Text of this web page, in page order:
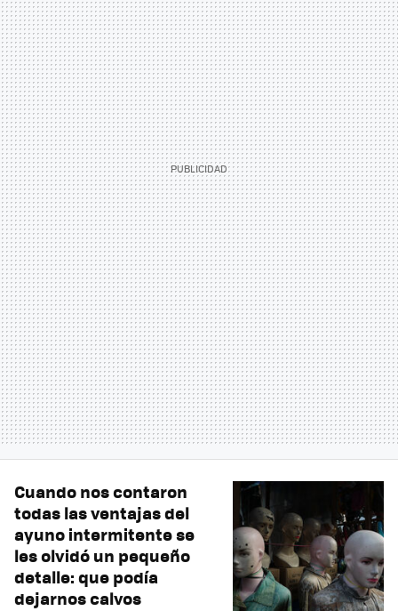
Cuando nos contaron
todas las ventajas del
ayuno intermitente se
les olvidó un pequeño
detalle: que podía
dejarnos calvos